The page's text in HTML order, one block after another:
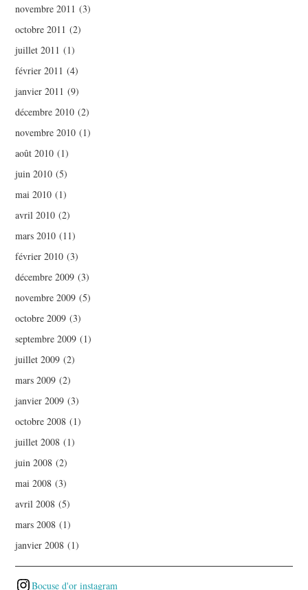
novembre 2011 (3)
octobre 2011 (2)
juillet 2011 (1)
février 2011 (4)
janvier 2011 (9)
décembre 2010 (2)
novembre 2010 (1)
août 2010 (1)
juin 2010 (5)
mai 2010 (1)
avril 2010 (2)
mars 2010 (11)
février 2010 (3)
décembre 2009 (3)
novembre 2009 (5)
octobre 2009 (3)
septembre 2009 (1)
juillet 2009 (2)
mars 2009 (2)
janvier 2009 (3)
octobre 2008 (1)
juillet 2008 (1)
juin 2008 (2)
mai 2008 (3)
avril 2008 (5)
mars 2008 (1)
janvier 2008 (1)
Bocuse d'or instagram